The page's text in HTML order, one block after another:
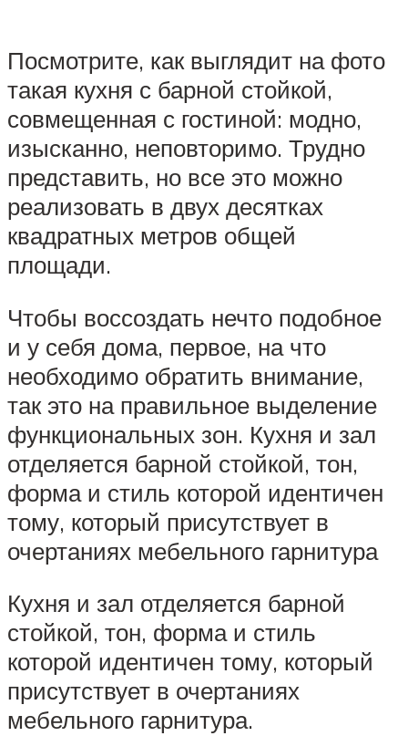
Посмотрите, как выглядит на фото
такая кухня с барной стойкой,
совмещенная с гостиной: модно,
изысканно, неповторимо. Трудно
представить, но все это можно
реализовать в двух десятках
квадратных метров общей
площади.
Чтобы воссоздать нечто подобное
и у себя дома, первое, на что
необходимо обратить внимание,
так это на правильное выделение
функциональных зон. Кухня и зал
отделяется барной стойкой, тон,
форма и стиль которой идентичен
тому, который присутствует в
очертаниях мебельного гарнитура
Кухня и зал отделяется барной
стойкой, тон, форма и стиль
которой идентичен тому, который
присутствует в очертаниях
мебельного гарнитура.